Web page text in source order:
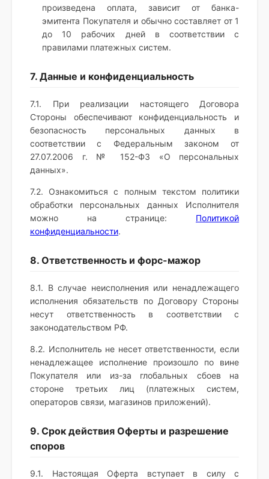
произведена оплата, зависит от банка-
эмитента Покупателя и обычно составляет от 1
до 10 рабочих дней в соответствии с
правилами платежных систем.
7. Данные и конфиденциальность
7.1. При реализации настоящего Договора
Стороны обеспечивают конфиденциальность и
безопасность персональных данных в
соответствии с Федеральным законом от
27.07.2006 г. № 152-ФЗ «О персональных
данных».
7.2. Ознакомиться с полным текстом политики
обработки персональных данных Исполнителя
можно на странице: Политикой
конфиденциальности.
8. Ответственность и форс-мажор
8.1. В случае неисполнения или ненадлежащего
исполнения обязательств по Договору Стороны
несут ответственность в соответствии с
законодательством РФ.
8.2. Исполнитель не несет ответственности, если
ненадлежащее исполнение произошло по вине
Покупателя или из-за глобальных сбоев на
стороне третьих лиц (платежных систем,
операторов связи, магазинов приложений).
9. Срок действия Оферты и разрешение
споров
9.1. Настоящая Оферта вступает в силу с